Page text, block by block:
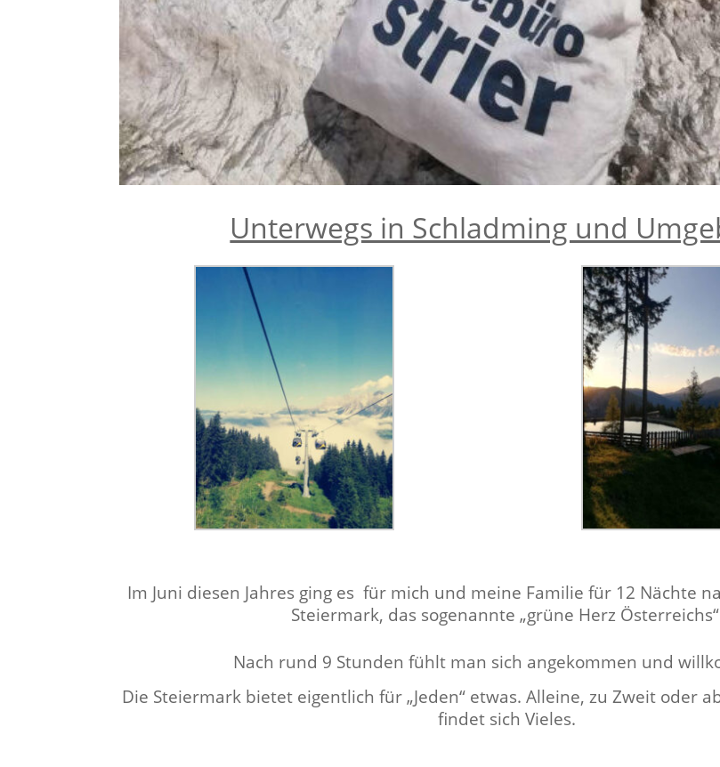
Unter­wegs in Schlad­ming und
Im Juni diesen Jahres ging es für mich und meine Fam­i­lie für 12 Nächte
Steier­mark, das soge­nan­nte „grüne Herz
Nach rund 9 Stun­den fühlt man sich angekom­men und
Die Steier­mark bietet eigentlich für „Jeden“ etwas. Alleine, zu Zweit oder
find­et sich Vieles.